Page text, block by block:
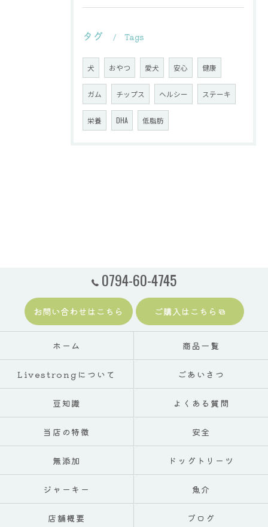
タグ Tags
犬 おやつ 愛犬 安心 健康
ガム チップス ヘルシー ステーキ
栄養 DHA 低脂肪
0794-60-4745
お問い合わせはこちら ご購入はこちら
ホーム 商品一覧
Livestrongについて ごあいさつ
豆知識 よくある質問
当店の特徴 安全
無添加 ドッグトリーツ
ジャーキー 魚介
店舗概要 ブログ